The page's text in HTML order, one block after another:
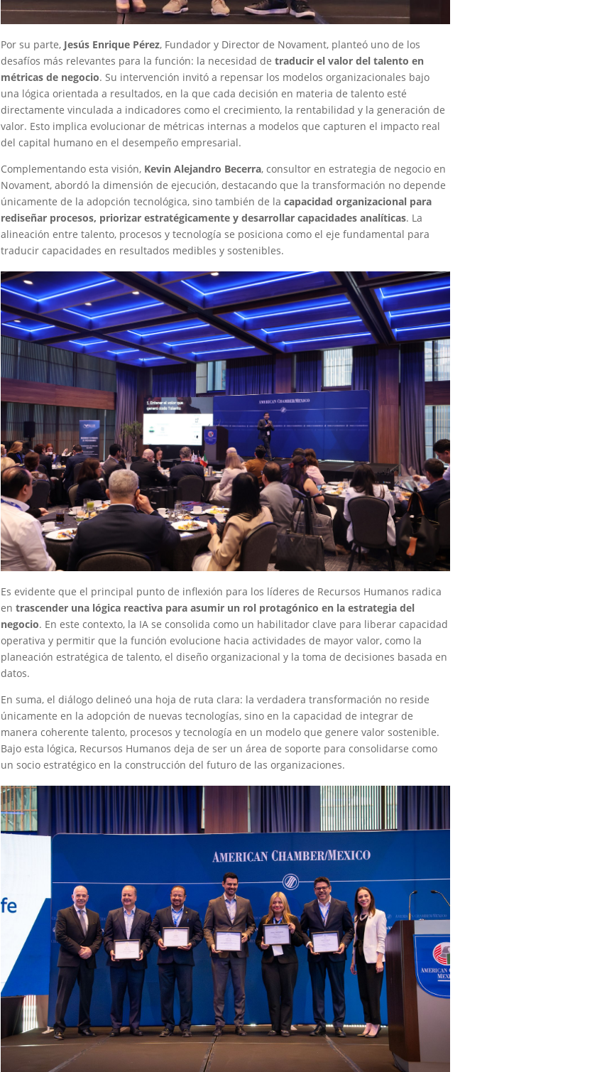
Por su parte, Jesús Enrique Pérez, Fundador y Director de Novament, planteó uno de los
desafíos más relevantes para la función: la necesidad detraducir el valor del talento en
métricas de negocio. Su intervención invitó a repensar los modelos organizacionales bajo
una lógica orientada a resultados, en la que cada decisión en materia de talento esté
directamente vinculada a indicadores como el crecimiento, la rentabilidad y la generación de
valor. Esto implica evolucionar de métricas internas a modelos que capturen el impacto real
del capital humano en el desempeño empresarial.
Complementando esta visión, Kevin Alejandro Becerra, consultor en estrategia de negocio en
Novament, abordó la dimensión de ejecución, destacando que la transformación no depende
únicamente de la adopción tecnológica, sino también de lacapacidad organizacional para
rediseñar procesos, priorizar estratégicamente y desarrollar capacidades analíticas. La
alineación entre talento, procesos y tecnología se posiciona como el eje fundamental para
traducir capacidades en resultados medibles y sostenibles.
Es evidente que el principal punto de inflexión para los líderes de Recursos Humanos radica
entrascender una lógica reactiva para asumir un rol protagónico en la estrategia del
negocio. En este contexto, la IA se consolida como un habilitador clave para liberar capacidad
operativa y permitir que la función evolucione hacia actividades de mayor valor, como la
planeación estratégica de talento, el diseño organizacional y la toma de decisiones basada en
datos.
En suma, el diálogo delineó una hoja de ruta clara: la verdadera transformación no reside
únicamente en la adopción de nuevas tecnologías, sino en la capacidad de integrar de
manera coherente talento, procesos y tecnología en un modelo que genere valor sostenible.
Bajo esta lógica, Recursos Humanos deja de ser un área de soporte para consolidarse como
un socio estratégico en la construcción del futuro de las organizaciones.